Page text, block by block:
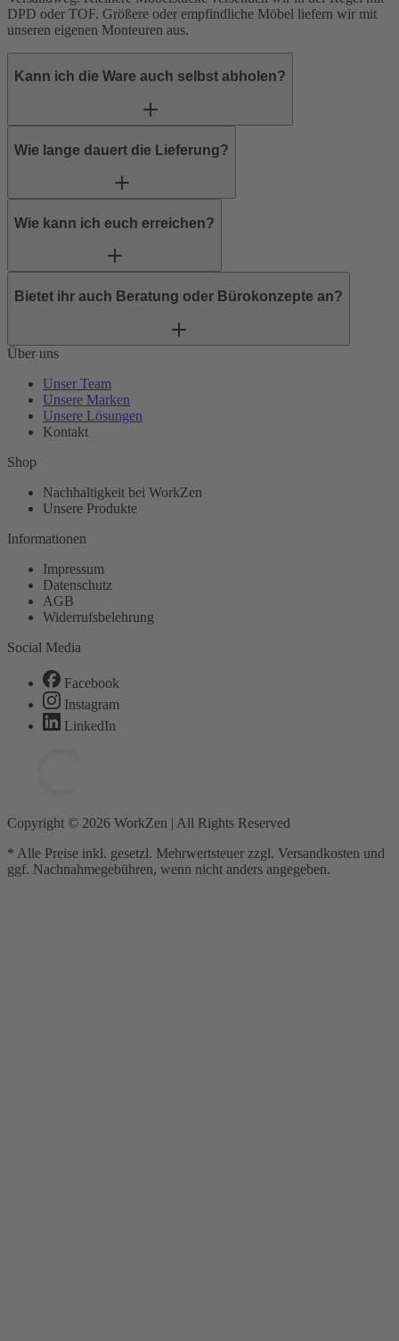
DPD oder TOF. Größere oder empfindliche Möbel liefern wir mit
unseren eigenen Monteuren aus.
Kann ich die Ware auch selbst abholen?
Wie lange dauert die Lieferung?
Wie kann ich euch erreichen?
Bietet ihr auch Beratung oder Bürokonzepte an?
Über uns
Unser Team
Unsere Marken
Unsere Lösungen
Kontakt
Shop
Nachhaltigkeit bei WorkZen
Unsere Produkte
Informationen
Impressum
Datenschutz
AGB
Widerrufsbelehrung
Social Media
Facebook
Instagram
LinkedIn
Copyright © 2026 WorkZen | All Rights Reserved
* Alle Preise inkl. gesetzl. Mehrwertsteuer zzgl. Versandkosten und
ggf. Nachnahmegebühren, wenn nicht anders angegeben.